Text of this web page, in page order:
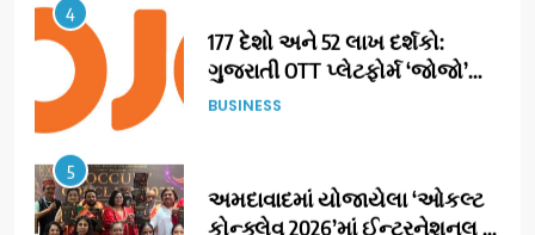
4
177 દેશો અને 52 લાખ દર્શકો:
ગુજરાતી OTT પ્લેટફોર્મ ‘જોજો’
(JOJO) નો વિશ્વભરમાં દબદબો
BUSINESS
5
અમદાવાદમાં યોજાયેલા ‘ઓકલ્ટ
કોન્ક્લેવ 2026’માં ઈન્ટરનેશનલ